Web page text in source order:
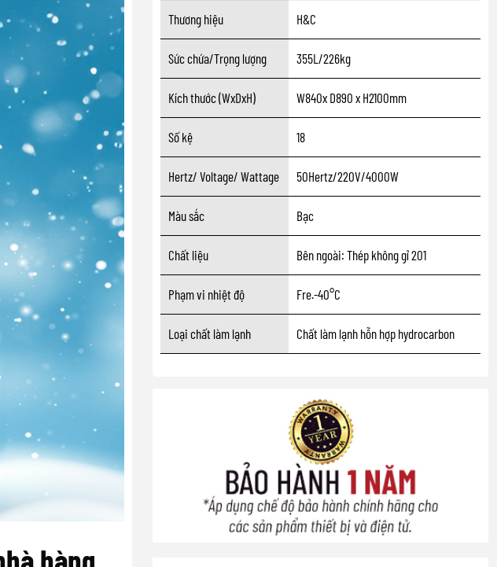
Thương hiệu H&C
Sức chứa/Trọng lượng 355L/226kg
Kích thước (WxDxH) W840x D890 x H2100mm
Số kệ 18
Hertz/ Voltage/ Wattage 50Hertz/220V/4000W
Màu sắc Bạc
Chất liệu Bên ngoài: Thép không gỉ 201
Phạm vi nhiệt độ Fre.-40°C
Loại chất làm lạnh Chất làm lạnh hỗn hợp hydrocarbon